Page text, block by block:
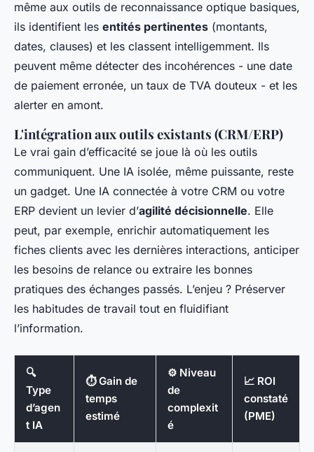
même aux outils de reconnaissance optique basiques,
ils identifient les entités pertinentes (montants,
dates, clauses) et les classent intelligemment. Ils
peuvent même détecter des incohérences - une date
de paiement erronée, un taux de TVA douteux - et les
alerter en amont.
L'intégration aux outils existants (CRM/ERP)
Le vrai gain d’efficacité se joue là où les outils
communiquent. Une IA isolée, même puissante, reste
un gadget. Une IA connectée à votre CRM ou votre
ERP devient un levier d’agilité décisionnelle. Elle
peut, par exemple, enrichir automatiquement les
fiches clients avec les dernières interactions, anticiper
les besoins de relance ou extraire les bonnes
pratiques des échanges passés. L’enjeu ? Préserver
les habitudes de travail tout en fluidifiant
l’information.
🔍
Type
d’agen
t IA
⏱️ Gain de
temps
estimé
⚙️ Niveau
de
complexit
é
📈 ROI
constaté
(PME)